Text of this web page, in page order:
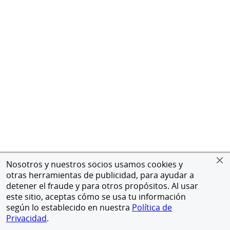
Nosotros y nuestros socios usamos cookies y
otras herramientas de publicidad, para ayudar a
detener el fraude y para otros propósitos. Al usar
este sitio, aceptas cómo se usa tu información
según lo establecido en nuestra Política de
Privacidad.